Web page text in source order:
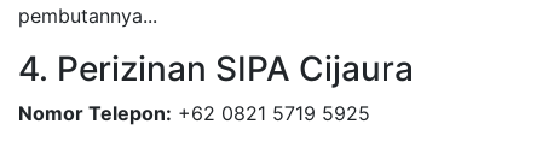
pembutannya...
4. Perizinan SIPA Cijaura
Nomor Telepon: +62 0821 5719 5925